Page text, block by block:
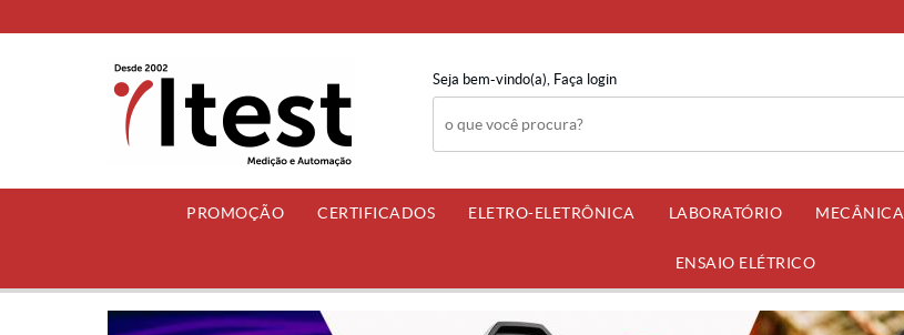
Seja bem-vindo(a), Faça login
PROMOÇÃO CERTIFICADOS ELETRO-ELETRÔNICA LABORATÓRIO MECÂNICA
ENSAIO ELÉTRICO